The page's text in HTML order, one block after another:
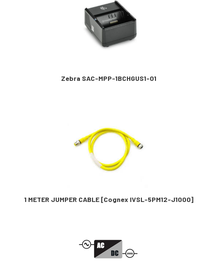
Zebra SAC-MPP-1BCHGUS1-01
1 METER JUMPER CABLE [Cognex IVSL-5PM12-J1000]